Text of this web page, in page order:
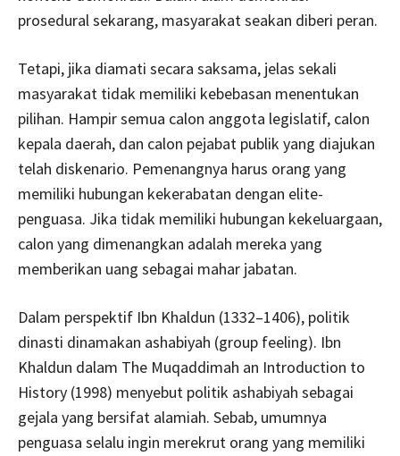
prosedural sekarang, masyarakat seakan diberi peran.
Tetapi, jika diamati secara saksama, jelas sekali
masyarakat tidak memiliki kebebasan menentukan
pilihan. Hampir semua calon anggota legislatif, calon
kepala daerah, dan calon pejabat publik yang diajukan
telah diskenario. Pemenangnya harus orang yang
memiliki hubungan kekerabatan dengan elite-
penguasa. Jika tidak memiliki hubungan kekeluargaan,
calon yang dimenangkan adalah mereka yang
memberikan uang sebagai mahar jabatan.
Dalam perspektif Ibn Khaldun (1332–1406), politik
dinasti dinamakan ashabiyah (group feeling). Ibn
Khaldun dalam The Muqaddimah an Introduction to
History (1998) menyebut politik ashabiyah sebagai
gejala yang bersifat alamiah. Sebab, umumnya
penguasa selalu ingin merekrut orang yang memiliki